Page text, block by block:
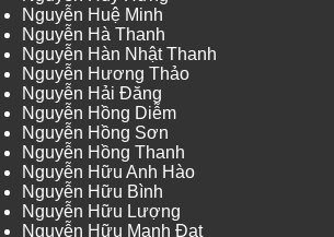
Nguyễn Huệ Minh
Nguyễn Hà Thanh
Nguyễn Hàn Nhật Thanh
Nguyễn Hương Thảo
Nguyễn Hải Đăng
Nguyễn Hồng Diễm
Nguyễn Hồng Sơn
Nguyễn Hồng Thanh
Nguyễn Hữu Anh Hào
Nguyễn Hữu Bình
Nguyễn Hữu Lượng
Nguyễn Hữu Mạnh Đạt